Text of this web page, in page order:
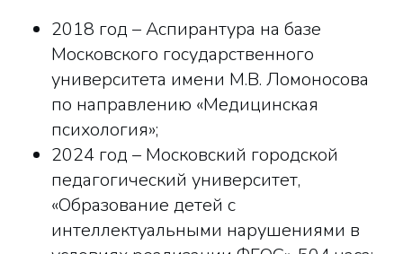
2018 год – Аспирантура на базе
Московского государственного
университета имени М.В. Ломоносова
по направлению «Медицинская
психология»;
2024 год – Московский городской
педагогический университет,
«Образование детей с
интеллектуальными нарушениями в